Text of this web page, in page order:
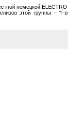
немецкой
этой группы –